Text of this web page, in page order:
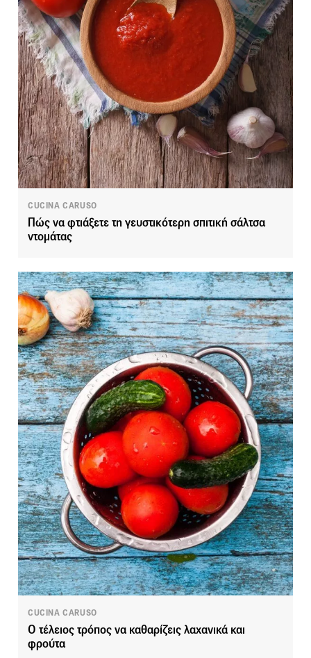
CUCINA CARUSO
Πώς να φτιάξετε τη γευστικότερη σπιτική σάλτσα
ντομάτας
CUCINA CARUSO
Ο τέλειος τρόπος να καθαρίζεις λαχανικά και
φρούτα